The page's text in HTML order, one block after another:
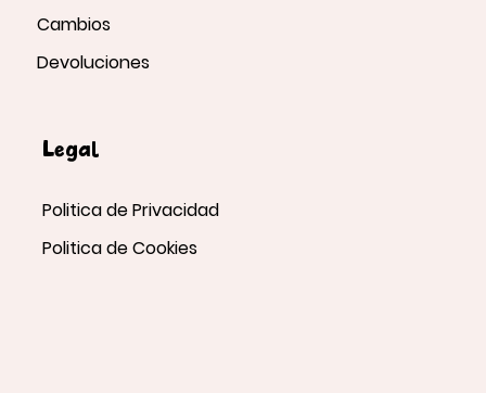
Cambios
Devoluciones
Legal
Politica de Privacidad
Politica de Cookies